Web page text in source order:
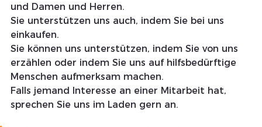
und Damen und Herren.
Sie unterstützen uns auch, indem Sie bei uns
einkaufen.
Sie können uns unterstützen, indem Sie von uns
erzählen oder indem Sie uns auf hilfsbedürftige
Menschen aufmerksam machen.
Falls jemand Interesse an einer Mitarbeit hat,
sprechen Sie uns im Laden gern an.